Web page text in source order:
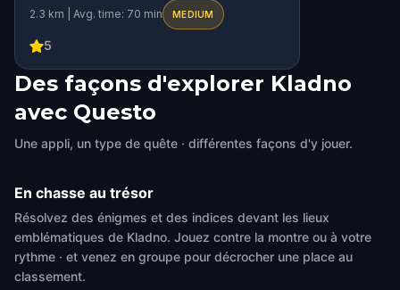
2.3 km | Avg. time: 70 min MEDIUM
5
Des façons d'explorer Kladno
avec Questo
Une appli, un type de quête · différentes façons d'y jouer.
En chasse au trésor
Résolvez des énigmes et des indices devant les lieux
emblématiques de Kladno. Jouez contre la montre ou à votre
rythme · et venez en groupe pour décrocher une place au
classement.